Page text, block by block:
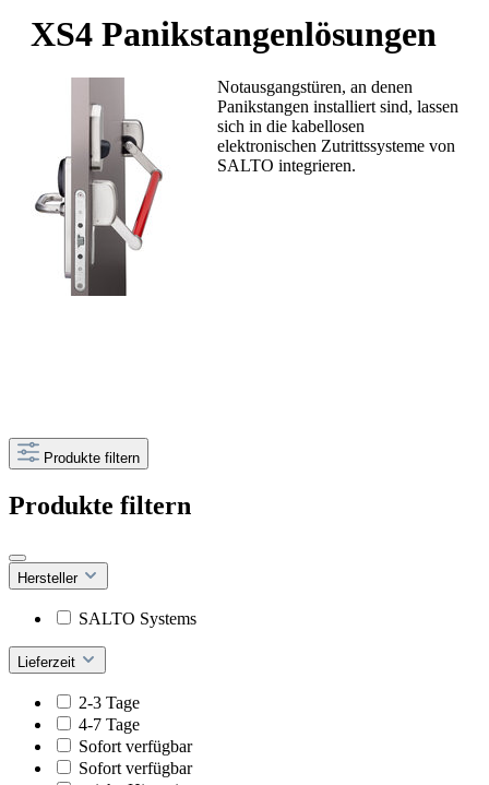
XS4 Panikstangenlösungen
Notausgangstüren, an denen
Panikstangen installiert sind, lassen
sich in die kabellosen
elektronischen Zutrittssysteme von
SALTO integrieren.
Produkte filtern
Produkte filtern
Hersteller
SALTO Systems
Lieferzeit
2-3 Tage
4-7 Tage
Sofort verfügbar
Sofort verfügbar